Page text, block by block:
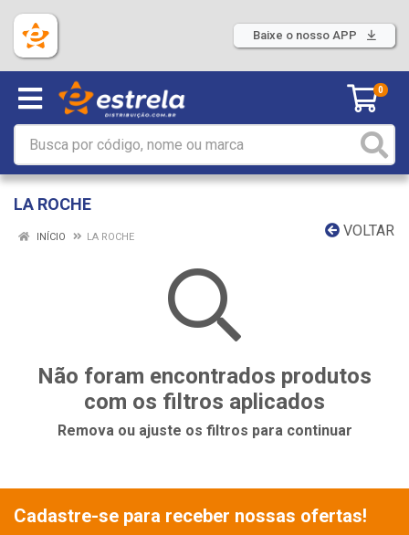
Baixe o nosso APP
0
LA ROCHE
VOLTAR
INÍCIO LA ROCHE
Não foram encontrados produtos
com os filtros aplicados
Remova ou ajuste os filtros para continuar
Cadastre-se para receber nossas ofertas!